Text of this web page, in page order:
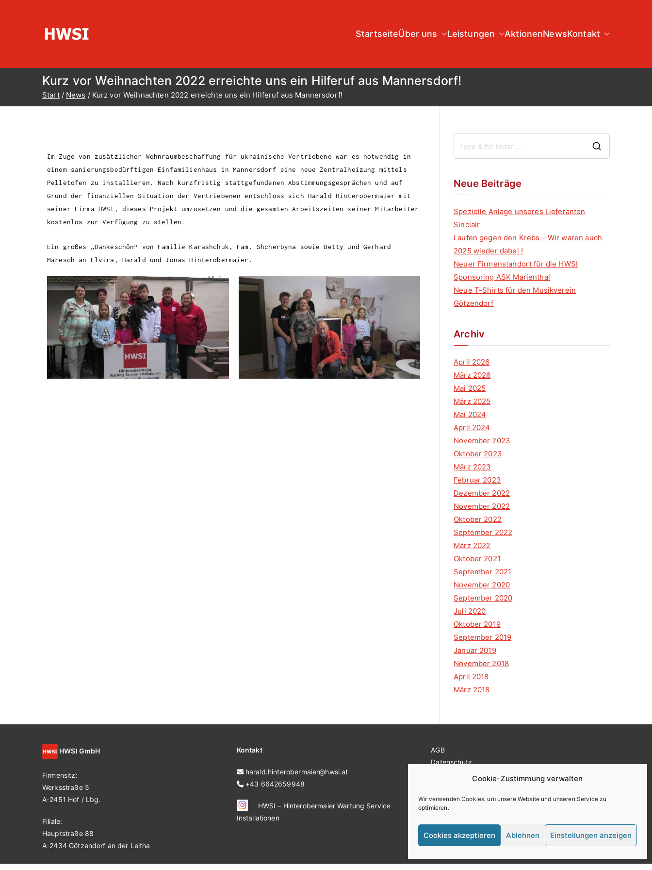
Cookie-Zustimmung verwalten
Wir verwenden Cookies, um unsere Website und unseren Service zu
optimieren.
Cookies akzeptieren Ablehnen Einstellungen anzeigen
StartseiteÜber uns Leistungen AktionenNewsKontakt
Kurz vor Weihnachten 2022 erreichte uns ein Hilferuf aus Mannersdorf!
Start News Kurz vor Weihnachten 2022 erreichte uns ein Hilferuf aus Mannersdorf!
Im Zuge von zusätzlicher Wohnraumbeschaffung für ukrainische Vertriebene war es notwendig in
einem sanierungsbedürftigen Einfamilienhaus in Mannersdorf eine neue Zentralheizung mittels
Pelletofen zu installieren. Nach kurzfristig stattgefundenen Abstimmungsgesprächen und auf
Grund der finanziellen Situation der Vertriebenen entschloss sich Harald Hinterobermaier mit
seiner Firma HWSI, dieses Projekt umzusetzen und die gesamten Arbeitszeiten seiner Mitarbeiter
kostenlos zur Verfügung zu stellen.
Ein großes „Dankeschön“ von Familie Karashchuk, Fam. Shcherbyna sowie Betty und Gerhard
Maresch an Elvira, Harald und Jonas Hinterobermaier.
Neue Beiträge
Spezielle Anlage unseres Lieferanten
Sinclair
Laufen gegen den Krebs – Wir waren auch
2025 wieder dabei !
Neuer Firmenstandort für die HWSI
Sponsoring ASK Marienthal
Neue T-Shirts für den Musikverein
Götzendorf
Archiv
April 2026
März 2026
Mai 2025
März 2025
Mai 2024
April 2024
November 2023
Oktober 2023
März 2023
Februar 2023
Dezember 2022
November 2022
Oktober 2022
September 2022
März 2022
Oktober 2021
September 2021
November 2020
September 2020
Juli 2020
Oktober 2019
September 2019
Januar 2019
November 2018
April 2018
März 2018
HWSI GmbH
Firmensitz:
Werksstraße 5
A-2451 Hof / Lbg.
Filiale:
Hauptstraße 88
A-2434 Götzendorf an der Leitha
Kontakt
harald.hinterobermaier@hwsi.at
+43 6642659948
HWSI – Hinterobermaier Wartung Service
Installationen
AGB
Datenschutz